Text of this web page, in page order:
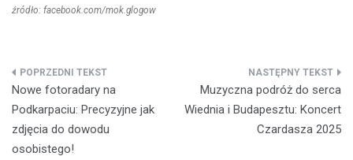
źródło: facebook.com/mok.glogow
Nawigacja
wpisu
Nowe fotoradary na
Podkarpaciu: Precyzyjne jak
zdjęcia do dowodu
osobistego!
Muzyczna podróż do serca
Wiednia i Budapesztu: Koncert
Czardasza 2025